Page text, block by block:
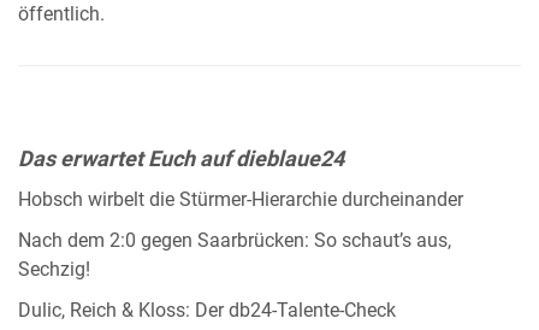
öffentlich.
Das erwartet Euch auf dieblaue24
Hobsch wirbelt die Stürmer-Hierarchie durcheinander
Nach dem 2:0 gegen Saarbrücken: So schaut’s aus,
Sechzig!
Dulic, Reich & Kloss: Der db24-Talente-Check